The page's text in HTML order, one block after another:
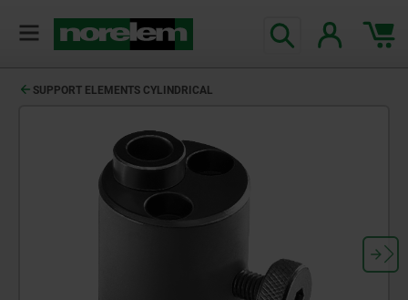
SUPPORT ELEMENTS CYLINDRICAL